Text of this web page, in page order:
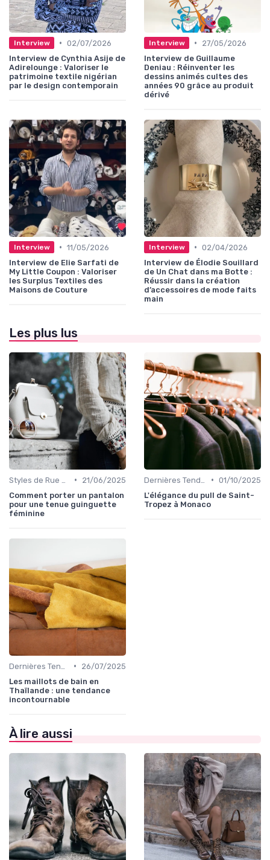
Interview • 02/07/2026
Interview de Cynthia Asije de
Adirelounge : Valoriser le
patrimoine textile nigérian
par le design contemporain
Interview •
27/05/2026
Interview de Guillaume
Deniau : Réinventer les
dessins animés cultes des
années 90 grâce au produit
dérivé
Interview • 11/05/2026
Interview de Elie Sarfati de
My Little Coupon : Valoriser
les Surplus Textiles des
Maisons de Couture
Interview • 02/04/2026
Interview de Élodie Souillard
de Un Chat dans ma Botte :
Réussir dans la création
d’accessoires de mode faits
main
Les plus lus
•
21/06/2025
Comment porter un pantalon
pour une tenue guinguette
féminine
• 01/10/2025
L'élégance du pull de Saint-
Tropez à Monaco
•
26/07/2025
Les maillots de bain en
Thaïlande : une tendance
incontournable
À lire aussi